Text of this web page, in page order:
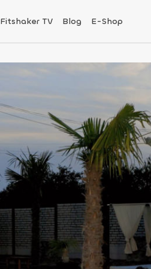
Fitshaker TV Blog E-Shop